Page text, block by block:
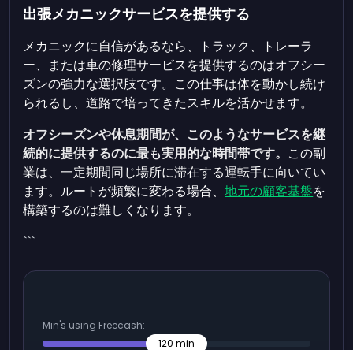
出張メカニックサービスを提供する
メカニックに自信があるなら、トラック、トレーラ
ー、または車の修理サービスを提供するのはオフシー
ズンの強力な選択肢です。この仕事は体を動かし続け
られるし、道路で培ってきたスキルを活かせます。
オフシーズンや休息期間が、このようなサービスを継
続的に提供するのに最も実用的な時間帯です。 この副
業は、一定期間同じ場所に滞在する運転手に向いてい
ます。ルートが頻繁に変わる場合、地元の顧客基盤を
構築するのは難しくなります。
```
Min's using Freecash:
120 min